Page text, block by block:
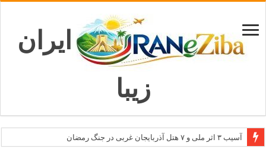
ایران
زیبا
آسیب ۳ اثر ملی و ۷ هتل آذربایجان غربی در جنگ رمضان